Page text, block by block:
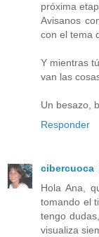
próxima
Avisanos
con el tema
Y mientras
van las
Un besazo,
Responder
cibercuoca
Hola Ana,
tomando el
tengo
visualiza